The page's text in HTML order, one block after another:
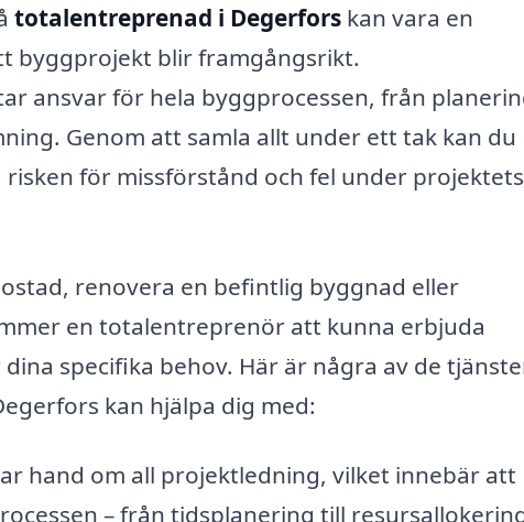
totalentreprenad i Degerfors kan vara en
byggprojekt blir framgångsrikt.
ansvar för hela byggprocessen, från
Genom att samla allt under ett tak kan du
för missförstånd och fel under projektets
renovera en befintlig byggnad eller
en totalentreprenör att kunna erbjuda
specifika behov. Här är några av de
kan hjälpa dig med:
hand om all projektledning, vilket innebär att
– från tidsplanering till